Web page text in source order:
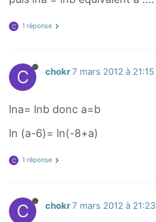
C 1 réponse
C chokr7 mars 2012 à 21:15
lna= lnb donc a=b
ln (a-6)= ln(-8+a)
C 1 réponse
C chokr7 mars 2012 à 21:23